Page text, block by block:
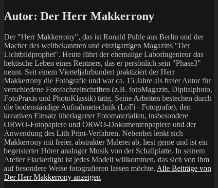
Autor: Der Herr Makkerrony
Der "Herr Makkerrony", das ist Ronald Puhle aus Berlin und der
Macher des weltbekannten und einzigartigen Magazins "Der
Lichtbildprophet". Heute führt der ehemalige Laboringenieur das
hektische Leben eines Rentners, das er persönlich sein "Phase3"
nennt. Seit einem Vierteljahrhundert praktiziert der Herr
Makkerrony die Fotografie und war ca. 15 Jahre als freier Autor für
verschiedene Fotofachzeitschriften (z.B. fotoMagazin, Dipitalphoto,
FotoPraxis und PhotoKlassik) tätig. Seine Arbeiten bestechen durch
die bodenständige Aufnahmetechnik (LoFi - Fotografie), den
kreativen Einsatz überlagerter Fotomaterialien, insbesondere
ORWO-Fotopapiere und ORWO-Dokumentenpapiere und der
Anwendung des Lith Print-Verfahren. Nebenbei lenkt sich
Makkerrony mit freier, abstrakter Malerei ab, liest gerne und ist ein
begeisterter Hörer analoger Musik von der Schallplatte. In seinem
Atelier Flackerlight ist jedes Modell willkommen, das sich von ihm
auf besondere Weise fotografieren lassen möchte. Alle Beiträge von
Der Herr Makkerrony anzeigen